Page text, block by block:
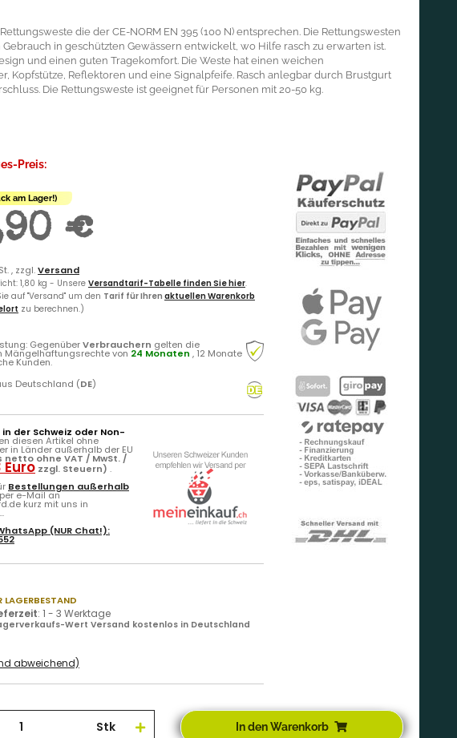
die der CE-NORM EN 395 (100 N) entsprechen. Die Rettungswesten
in geschützten Gewässern entwickelt, wo Hilfe rasch zu erwarten ist.
und einen guten Tragekomfort. Die Weste hat einen weichen
Kopfstütze, Reflektoren und eine Signalpfeife. Rasch anlegbar durch Brustgurt
Die Rettungsweste ist geeignet für Personen mit 20-50 kg.
Preis:
am Lager!)
€
, zzgl.Versand
1,80 kg - Unsere Versandtarif-Tabelle finden Sie hier.
auf "Versand" um den Tarif für Ihren aktuellen Warenkorb
zu berechnen.)
GegenüberVerbrauchern gelten die
Mängelhaftungsrechte von 24 Monaten , 12 Monate
Kunden.
Deutschland (DE)
in der Schweiz oder Non-
diesen Artikel ohne
in Länder außerhalb der EU
netto ohne VAT / MwSt. /
Euro zzgl. Steuern) .
Bestellungen außerhalb
e-Mail an
kurz mit uns in
(NUR Chat!):
LAGERBESTAND
: 1 - 3 Werktage
Wert Versand kostenlos in Deutschland
abweichend)
Stk In den Warenkorb